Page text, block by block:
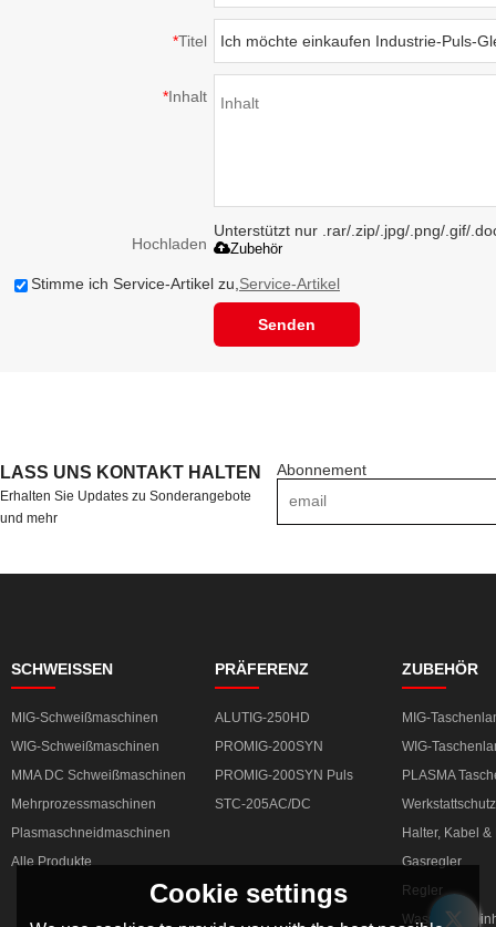
*Titel
*Inhalt
Hochladen
Unterstützt nur .rar/.zip/.jpg/.png/.gif/
Zubehör
Stimme ich Service-Artikel zu,Service-Artikel
Senden
LASS UNS KONTAKT HALTEN
Erhalten Sie Updates zu Sonderangebote
und mehr
Abonnement
SCHWEISSEN
MIG-Schweißmaschinen
WIG-Schweißmaschinen
MMA DC Schweißmaschinen
Mehrprozessmaschinen
Plasmaschneidmaschinen
Alle Produkte
PRÄFERENZ
ALUTIG-250HD
PROMIG-200SYN
PROMIG-200SYN Puls
STC-205AC/DC
ZUBEHÖR
MIG-
WIG-
PLASMA
Werkstattschutz
Halter, Kabel
Gasregler
Regler
Cookie settings